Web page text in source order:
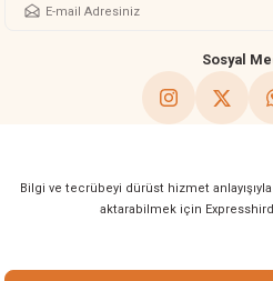
Sosyal
Bilgi ve tecrübeyi dürüst hizmet
aktarabilmek için